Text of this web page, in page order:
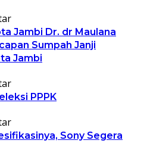
Jambi Dr. dr Maulana
Sumpah Janji
Jambi
PPPK
Sony Segera